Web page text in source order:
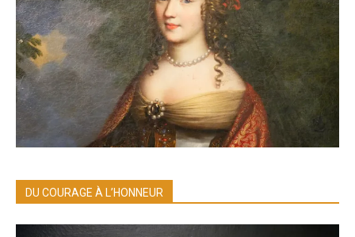
DU COURAGE À L’HONNEUR